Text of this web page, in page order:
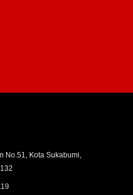
No.51, Kota Sukabumi,